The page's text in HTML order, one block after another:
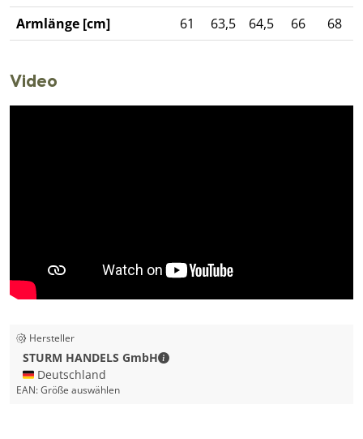
Armlänge [cm]
61 63,5 64,5 66 68
Video
Hersteller
STURM HANDELS GmbH
STURM HANDELS GmbH -
🇩🇪 Deutschland
EAN:Größe auswählen